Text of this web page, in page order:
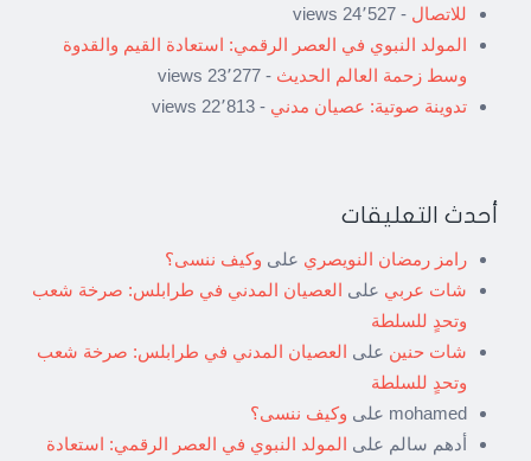
للاتصال - 24٬527 views
المولد النبوي في العصر الرقمي: استعادة القيم والقدوة
وسط زحمة العالم الحديث - 23٬277 views
تدوينة صوتية: عصيان مدني - 22٬813 views
أحدث التعليقات
رامز رمضان النويصري على وكيف ننسى؟
شات عربي على العصيان المدني في طرابلس: صرخة شعب
وتحدٍ للسلطة
شات حنين على العصيان المدني في طرابلس: صرخة شعب
وتحدٍ للسلطة
mohamed على وكيف ننسى؟
أدهم سالم على المولد النبوي في العصر الرقمي: استعادة